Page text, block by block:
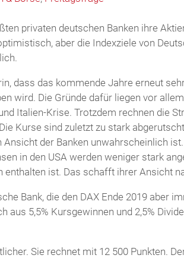
privaten deutschen Banken ihre
aber die Indexziele von
dass das kommende Jahre erneut
wird. Die Gründe dafür liegen vor
Italien-Krise. Trotzdem rechnen die
Kurse sind zuletzt zu stark
der Banken unwahrscheinlich
in den USA werden weniger stark
enthalten ist. Das schafft ihrer Ansicht
Bank, die den DAX Ende 2019 aber
aus 5,5% Kursgewinnen und 2,5%
Sie rechnet mit 12 500 Punkten.